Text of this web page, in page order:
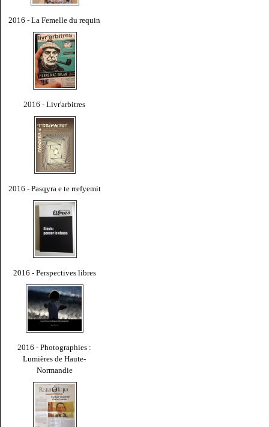
2016 - La Femelle du requin
2016 - Livr'arbitres
2016 - Pasqyra e te rrefyemit
2016 - Perspectives libres
2016 - Photographies :
Lumières de Haute-
Normandie